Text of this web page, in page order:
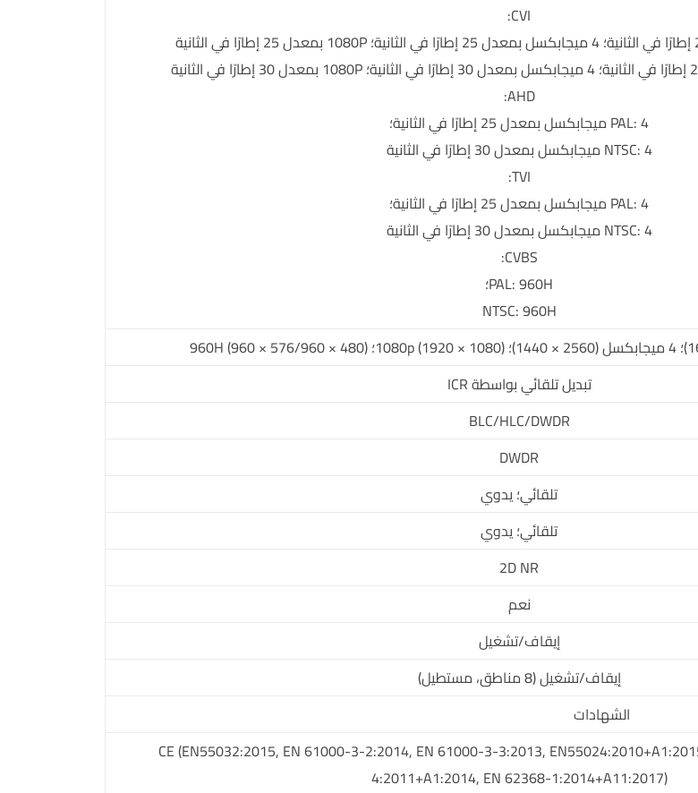
CVI:
AHD:
PAL: 4 ميجابكسل بمعدل 25 إطارًا في الثانية؛
NTSC: 4 ميجابكسل بمعدل 30 إطارًا في الثانية
TVI:
PAL: 4 ميجابكسل بمعدل 25 إطارًا في الثانية؛
NTSC: 4 ميجابكسل بمعدل 30 إطارًا في الثانية
CVBS:
PAL: 960H؛
NTSC: 960H
تبديل تلقائي بواسطة ICR
BLC/HLC/DWDR
DWDR
تلقائي؛ يدوي
تلقائي؛ يدوي
2D NR
نعم
إيقاف/تشغيل
إيقاف/تشغيل (8 مناطق، مستطيل)
الشهادات
CE (EN55032:2015, EN 61000-3-2:2014, EN 61000-3-3:2013,
4:2011+A1:2014, EN 62368-1:2014+A11:2017)